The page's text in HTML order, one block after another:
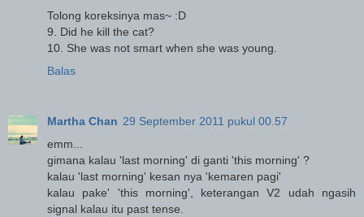
Tolong koreksinya mas~ :D
9. Did he kill the cat?
10. She was not smart when she was young.
Balas
Martha Chan 29 September 2011 pukul 00.57
emm...
gimana kalau 'last morning' di ganti 'this morning' ?
kalau 'last morning' kesan nya 'kemaren pagi'
kalau pake' 'this morning', keterangan V2 udah ngasih
signal kalau itu past tense.